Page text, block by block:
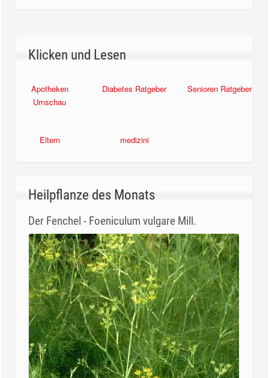
Klicken und Lesen
Senioren Ratgeber
Eltern
Heilpflanze des Monats
Der Fenchel - Foeniculum vulgare Mill.